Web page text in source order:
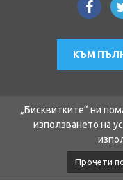
КЪМ
„Бисквитките“ ни
използването на
Прочети